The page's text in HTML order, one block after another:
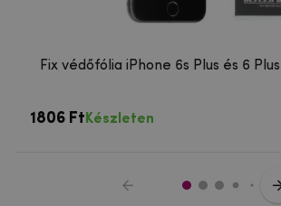
Fix védőfólia iPhone 6s Plus és 6
1806 Ft Készleten